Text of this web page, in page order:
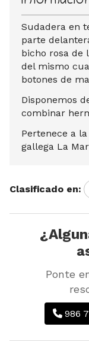
Sudadera en
parte
bicho rosa de
del mismo
botones de
Disponemos
combinar
Pertenece a
gallega La
Clasificado en:
Ponte
986